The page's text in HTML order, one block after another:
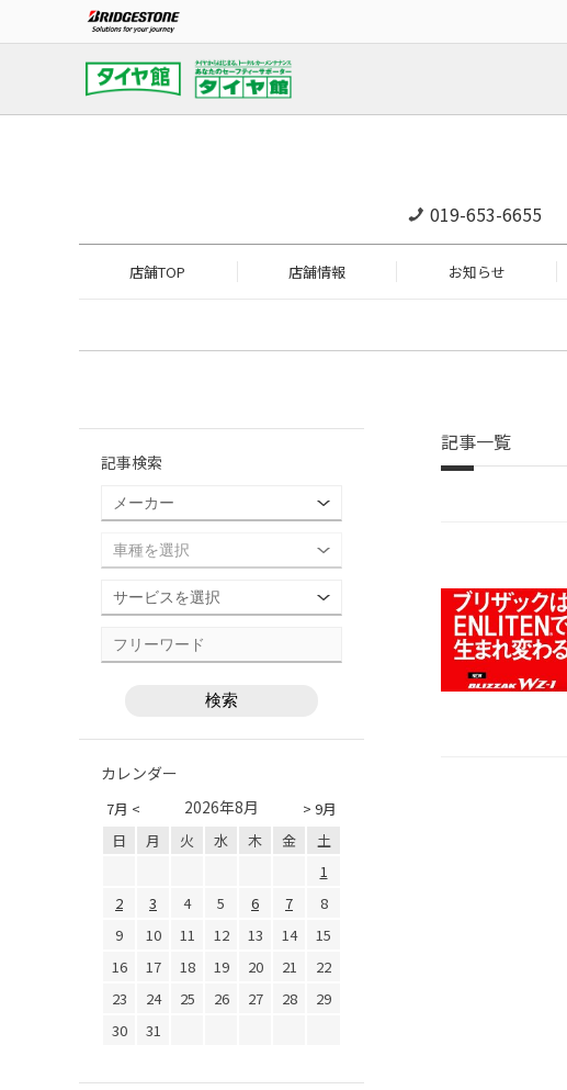
019-653-6655
店舗TOP 店舗情報 お知らせ
記事一覧
記事検索
カレンダー
7月 < > 9月
2026年8月
日 月 火 水 木 金
土
1
2
3 4 5 6 7
8
9
10 11 12 13 14
15
16
17 18 19 20 21
22
23
24 25 26 27 28
29
30
31